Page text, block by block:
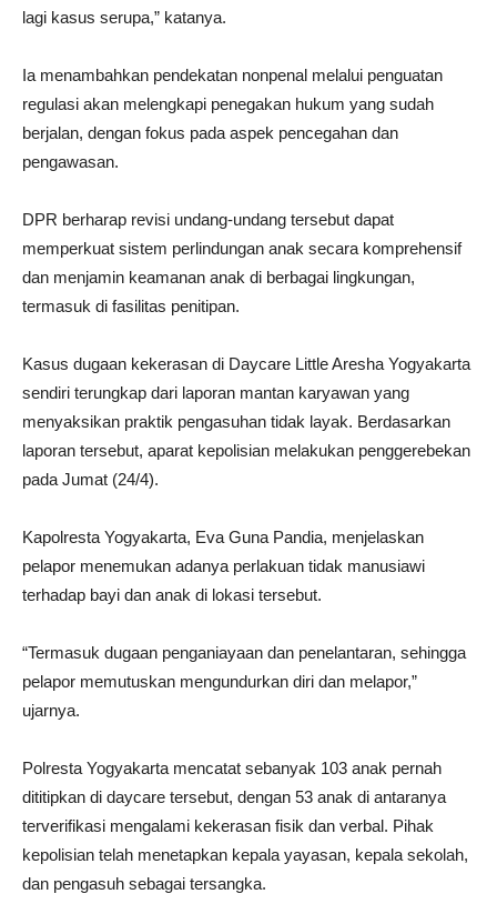
lagi kasus serupa,” katanya.
Ia menambahkan pendekatan nonpenal melalui penguatan
regulasi akan melengkapi penegakan hukum yang sudah
berjalan, dengan fokus pada aspek pencegahan dan
pengawasan.
DPR berharap revisi undang-undang tersebut dapat
memperkuat sistem perlindungan anak secara komprehensif
dan menjamin keamanan anak di berbagai lingkungan,
termasuk di fasilitas penitipan.
Kasus dugaan kekerasan di Daycare Little Aresha Yogyakarta
sendiri terungkap dari laporan mantan karyawan yang
menyaksikan praktik pengasuhan tidak layak. Berdasarkan
laporan tersebut, aparat kepolisian melakukan penggerebekan
pada Jumat (24/4).
Kapolresta Yogyakarta, Eva Guna Pandia, menjelaskan
pelapor menemukan adanya perlakuan tidak manusiawi
terhadap bayi dan anak di lokasi tersebut.
“Termasuk dugaan penganiayaan dan penelantaran, sehingga
pelapor memutuskan mengundurkan diri dan melapor,”
ujarnya.
Polresta Yogyakarta mencatat sebanyak 103 anak pernah
dititipkan di daycare tersebut, dengan 53 anak di antaranya
terverifikasi mengalami kekerasan fisik dan verbal. Pihak
kepolisian telah menetapkan kepala yayasan, kepala sekolah,
dan pengasuh sebagai tersangka.